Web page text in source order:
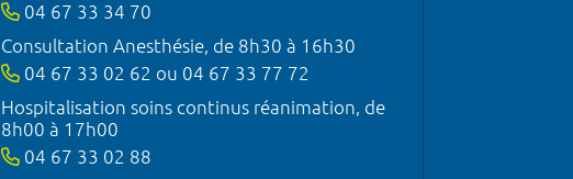
04 67 33 34 70
Consultation Anesthésie, de 8h30 à 16h30
04 67 33 02 62 ou 04 67 33 77 72
Hospitalisation soins continus réanimation, de
8h00 à 17h00
04 67 33 02 88